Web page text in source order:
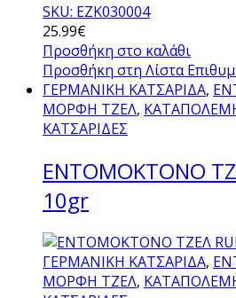
SKU: ΕΖΚ030004
25.99€
Προσθήκη στο καλάθι
Προσθήκη στη Λίστα
ΓΕΡΜΑΝΙΚΗ ΚΑΤΣΑΡΙΔΑ,
ΜΟΡΦΗ ΤΖΕΛ,
ΚΑΤΣΑΡΙΔΕΣ
ΕΝΤΟΜΟΚΤΟΝΟ
10gr
ΓΕΡΜΑΝΙΚΗ ΚΑΤΣΑΡΙΔΑ,
ΜΟΡΦΗ ΤΖΕΛ,